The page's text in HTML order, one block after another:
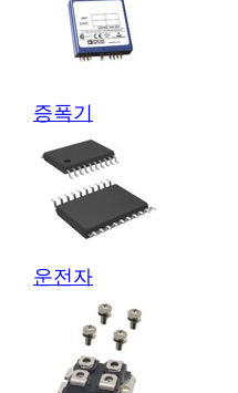
증폭기
운전자